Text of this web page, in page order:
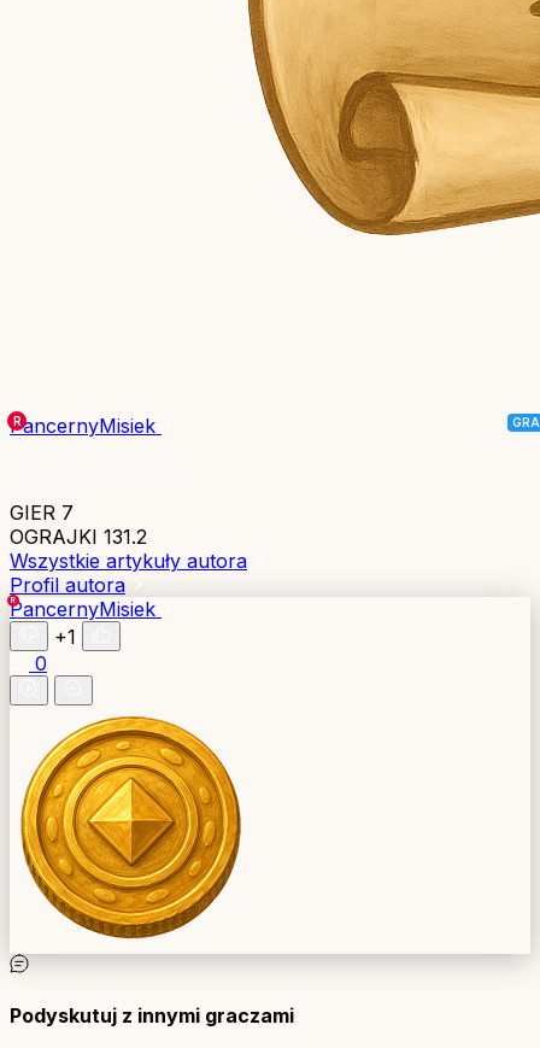
PancernyMisiek
GIER 7
OGRAJKI 131.2
Wszystkie artykuły autora
Profil autora
PancernyMisiek
+1
0
Podyskutuj z innymi graczami